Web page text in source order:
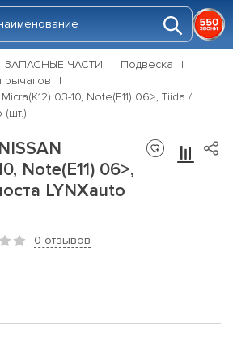
ЗАПАСНЫЕ ЧАСТИ
Подвеска
рычагов
03-10, Note(E11) 06>, Tiida /
(шт.)
Note(E11) 06>,
LYNXauto
0 отзывов